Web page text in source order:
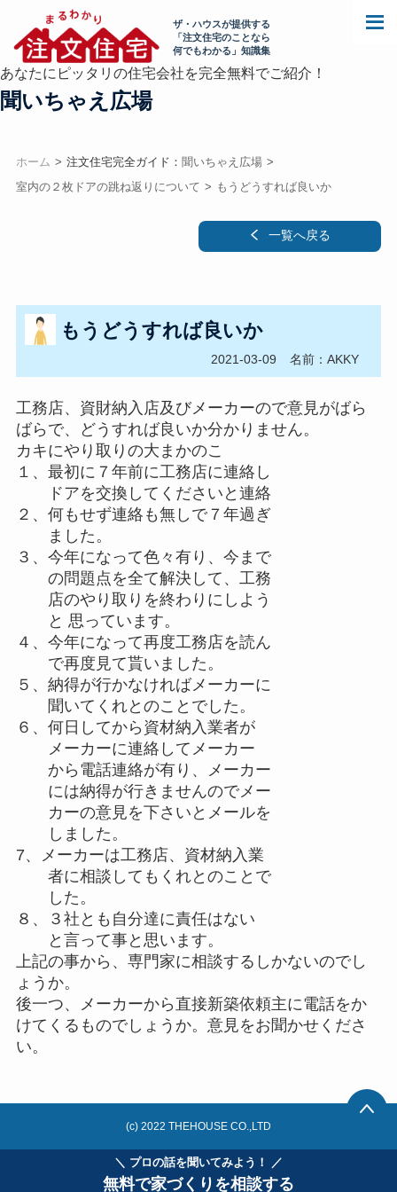
＼ プロの話を聞いてみよう！ ／
無料で家づくりを相談する
ザ・ハウスが提供する
「注文住宅のことなら
何でもわかる」知識集
あなたにピッタリの住宅会社を完全無料でご紹介！
聞いちゃえ広場
ホーム 注文住宅完全ガイド： 聞いちゃえ広場
室内の２枚ドアの跳ね返りについて
もうどうすれば良いか
一覧へ戻る
もうどうすれば良いか
2021-03-09 名前：AKKY
工務店、資財納入店及びメーカーので意見がばら
ばらで、どうすれば良いか分かりません。
カキにやり取りの大まかのこ
１、最初に７年前に工務店に連絡し
ドアを交換してくださいと連絡
２、何もせず連絡も無しで７年過ぎ
ました。
３、今年になって色々有り、今まで
の問題点を全て解決して、工務
店のやり取りを終わりにしよう
と 思っています。
４、今年になって再度工務店を読ん
で再度見て貰いました。
５、納得が行かなければメーカーに
聞いてくれとのことでした。
６、何日してから資材納入業者が
メーカーに連絡してメーカー
から電話連絡が有り、メーカー
には納得が行きませんのでメー
カーの意見を下さいとメールを
しました。
7、メーカーは工務店、資材納入業
者に相談してもくれとのことで
した。
８、３社とも自分達に責任はない
と言って事と思います。
上記の事から、専門家に相談するしかないのでし
ょうか。
後一つ、メーカーから直接新築依頼主に電話をか
けてくるものでしょうか。意見をお聞かせくださ
い。
(c) 2022 THEHOUSE CO.,LTD